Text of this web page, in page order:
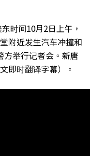
时间10月2日上午，
附近发生汽车冲撞和
方举行记者会。新唐
即时翻译字幕）。